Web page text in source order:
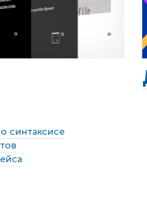
синтаксисе